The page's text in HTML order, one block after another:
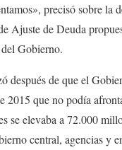
precisó sobre la
Ajuste de Deuda
Gobierno.
después de que el
2015 que no podía
se elevaba a 72.000
central, agencias y